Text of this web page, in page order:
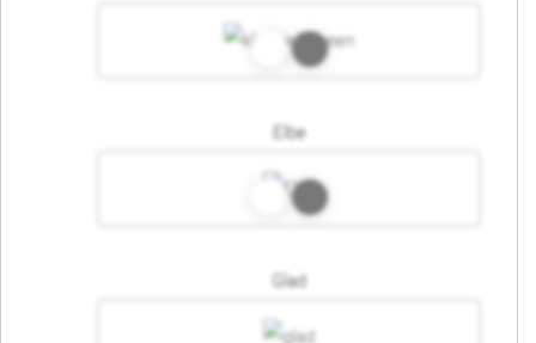
Elbe
Glad